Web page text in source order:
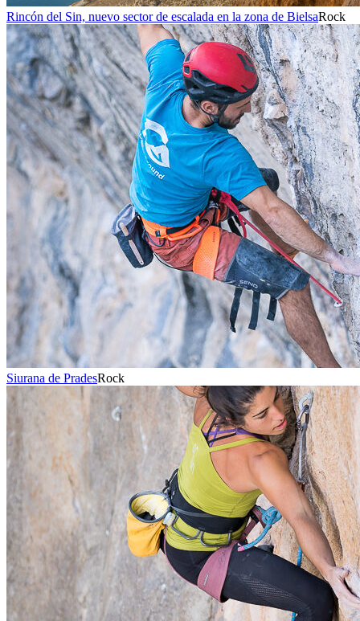
Rincón del Sin, nuevo sector de escalada en la zona de BielsaRock
Siurana de PradesRock